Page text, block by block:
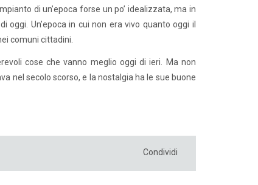
di un’epoca forse un po’ idealizzata, ma in
Un’epoca in cui non era vivo quanto oggi il
comuni cittadini.
cose che vanno meglio oggi di ieri. Ma non
nel secolo scorso, e la nostalgia ha le sue buone
Condividi